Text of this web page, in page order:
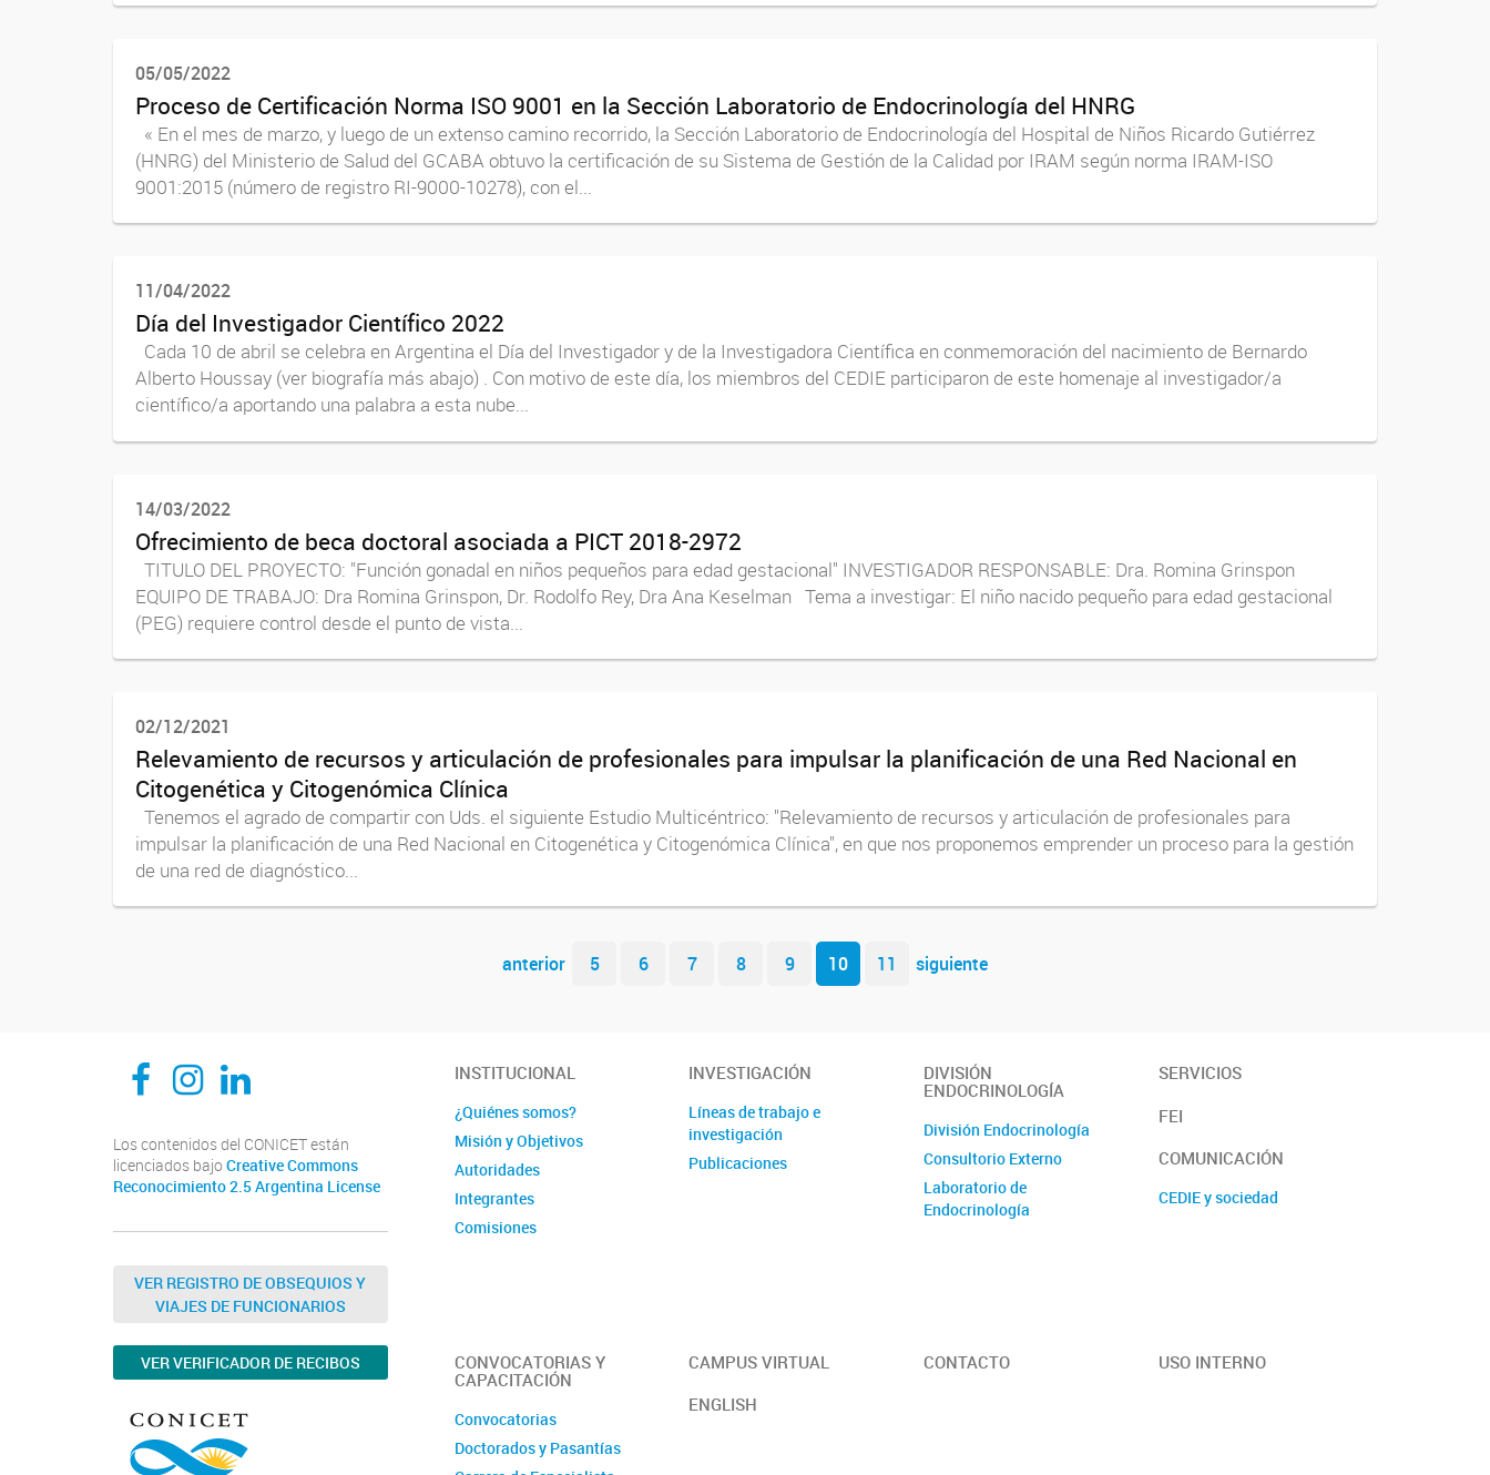
05/05/2022
Proceso de Certificación Norma ISO 9001 en la Sección Laboratorio de Endocrinología del HNRG
« En el mes de marzo, y luego de un extenso camino recorrido, la Sección Laboratorio de Endocrinología del Hospital de Niños Ricardo Gutiérrez
(HNRG) del Ministerio de Salud del GCABA obtuvo la certificación de su Sistema de Gestión de la Calidad por IRAM según norma IRAM-ISO
9001:2015 (número de registro RI-9000-10278), con el...
11/04/2022
Día del Investigador Científico 2022
Cada 10 de abril se celebra en Argentina el Día del Investigador y de la Investigadora Científica en conmemoración del nacimiento de Bernardo
Alberto Houssay (ver biografía más abajo) . Con motivo de este día, los miembros del CEDIE participaron de este homenaje al investigador/a
científico/a aportando una palabra a esta nube...
14/03/2022
Ofrecimiento de beca doctoral asociada a PICT 2018-2972
TITULO DEL PROYECTO: "Función gonadal en niños pequeños para edad gestacional" INVESTIGADOR RESPONSABLE: Dra. Romina Grinspon
EQUIPO DE TRABAJO: Dra Romina Grinspon, Dr. Rodolfo Rey, Dra Ana Keselman Tema a investigar: El niño nacido pequeño para edad gestacional
(PEG) requiere control desde el punto de vista...
02/12/2021
Relevamiento de recursos y articulación de profesionales para impulsar la planificación de una Red Nacional en
Citogenética y Citogenómica Clínica
Tenemos el agrado de compartir con Uds. el siguiente Estudio Multicéntrico: "Relevamiento de recursos y articulación de profesionales para
impulsar la planificación de una Red Nacional en Citogenética y Citogenómica Clínica", en que nos proponemos emprender un proceso para la gestión
de una red de diagnóstico...
anterior 5 6 7 8 9 10 11 siguiente
CEDIE, Centro de Investigaciones Endocrinológicas Dr. César Bergadá
CEDIE, Centro de Investigaciones Endocrinológicas Dr. César Bergadá
CEDIE, Centro de Investigaciones Endocrinológicas Dr. César Bergadá
Los contenidos del CONICET están
licenciados bajo Creative Commons
Reconocimiento 2.5 Argentina License
VER REGISTRO DE OBSEQUIOS Y
VIAJES DE FUNCIONARIOS
VER VERIFICADOR DE RECIBOS
INSTITUCIONAL
¿Quiénes somos?
Misión y Objetivos
Autoridades
Integrantes
Comisiones
INVESTIGACIÓN
Líneas de trabajo e
investigación
Publicaciones
DIVISIÓN
ENDOCRINOLOGÍA
División Endocrinología
Consultorio Externo
Laboratorio de
Endocrinología
SERVICIOS
FEI
COMUNICACIÓN
CEDIE y sociedad
CONVOCATORIAS Y
CAPACITACIÓN
Convocatorias
Doctorados y Pasantías
CAMPUS VIRTUAL CONTACTO
USO INTERNO
ENGLISH